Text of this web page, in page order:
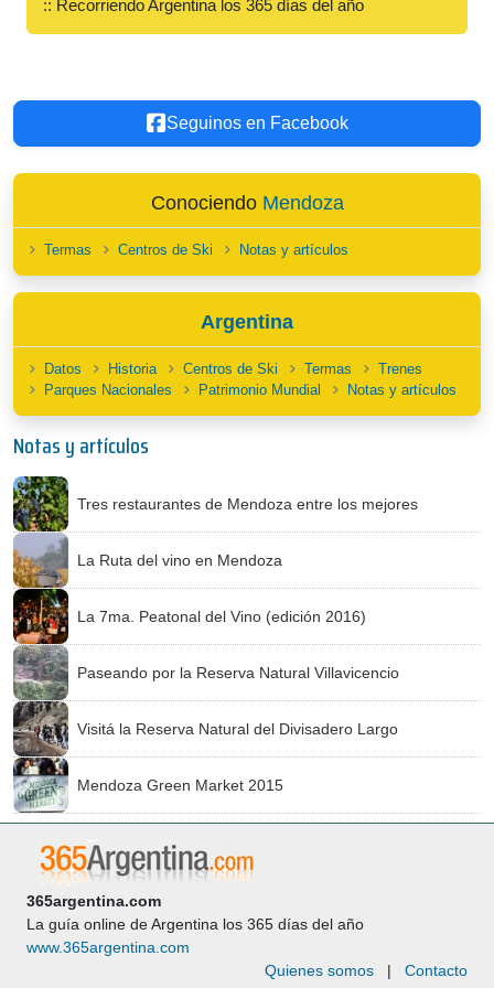
:: Recorriendo Argentina los 365 días del año
Seguinos en Facebook
Conociendo Mendoza
Termas Centros de Ski Notas y artículos
Argentina
Datos Historia Centros de Ski Termas
Trenes
Parques Nacionales
Patrimonio Mundial Notas y artículos
Notas y artículos
Tres restaurantes de Mendoza entre los mejores
La Ruta del vino en Mendoza
La 7ma. Peatonal del Vino (edición 2016)
Paseando por la Reserva Natural Villavicencio
Visitá la Reserva Natural del Divisadero Largo
Mendoza Green Market 2015
365argentina.com
La guía online de Argentina los 365 días del año
www.365argentina.com
Quienes somos | Contacto